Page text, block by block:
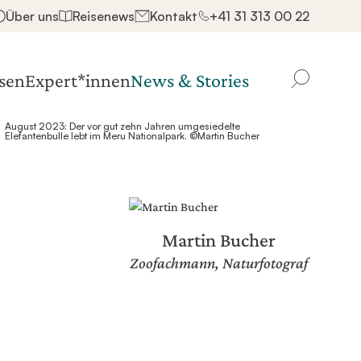
Über uns Reisenews Kontakt +41 31 313 00 22
Expert*innenNews & Stories Finden
August 2023: Der vor gut zehn Jahren umgesiedelte
Elefantenbulle lebt im Meru Nationalpark. ©Martin Bucher
Martin Bucher
Zoofachmann, Naturfotograf